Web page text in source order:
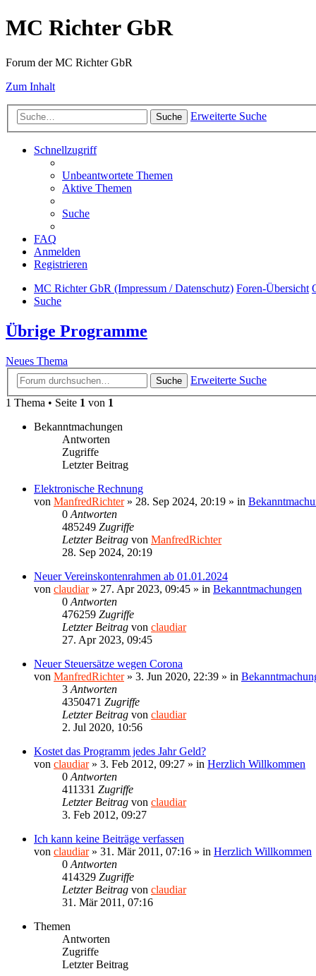
MC Richter GbR
Forum der MC Richter GbR
Zum Inhalt
Suche Erweiterte Suche
Schnellzugriff
Unbeantwortete Themen
Aktive Themen
Suche
FAQ
Anmelden
Registrieren
MC Richter GbR (Impressum / Datenschutz) Foren-Übersicht
Suche
Übrige Programme
Neues Thema
Suche
Erweiterte Suche
1 Thema • Seite 1 von 1
Bekanntmachungen
Antworten
Zugriffe
Letzter Beitrag
Elektronische Rechnung
von ManfredRichter» 28. Sep 2024, 20:19 » in
0 Antworten
485249 Zugriffe
Letzter Beitrag von ManfredRichter
28. Sep 2024, 20:19
Neuer Vereinskontenrahmen ab 01.01.2024
von claudiar» 27. Apr 2023, 09:45 » in Bekanntmachungen
0 Antworten
476259 Zugriffe
Letzter Beitrag von claudiar
27. Apr 2023, 09:45
Neuer Steuersätze wegen Corona
von ManfredRichter» 3. Jun 2020, 22:39 » in
3 Antworten
4350471 Zugriffe
Letzter Beitrag von claudiar
2. Jul 2020, 10:56
Kostet das Programm jedes Jahr Geld?
von claudiar» 3. Feb 2012, 09:27 » in Herzlich Willkommen
0 Antworten
411331 Zugriffe
Letzter Beitrag von claudiar
3. Feb 2012, 09:27
Ich kann keine Beiträge verfassen
von claudiar» 31. Mär 2011, 07:16 » in Herzlich Willkommen
0 Antworten
414329 Zugriffe
Letzter Beitrag von claudiar
31. Mär 2011, 07:16
Themen
Antworten
Zugriffe
Letzter Beitrag